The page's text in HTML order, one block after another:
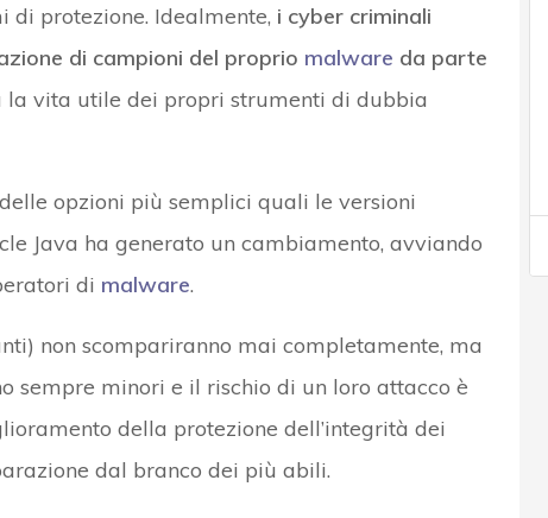
protezione. Idealmente, i cyber criminali
di campioni del proprio malware da parte
la vita utile dei propri strumenti di dubbia
opzioni più semplici quali le versioni
Java ha generato un cambiamento, avviando
di malware.
non scompariranno mai completamente, ma
sempre minori e il rischio di un loro attacco è
della protezione dell’integrità dei
dal branco dei più abili.